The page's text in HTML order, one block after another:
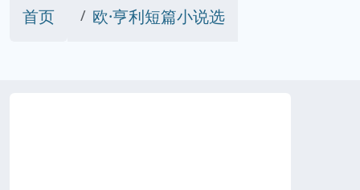
首页 欧·亨利短篇小说选